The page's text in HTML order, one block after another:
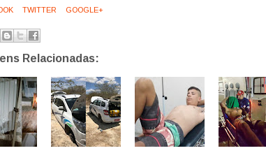
TWITTER GOOGLE+
Relacionadas: